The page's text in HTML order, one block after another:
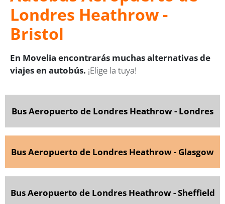
Londres Heathrow -
Bristol
En Movelia encontrarás muchas alternativas de
viajes en autobús. ¡Elige la tuya!
Bus Aeropuerto de Londres Heathrow - Londres
Bus Aeropuerto de Londres Heathrow - Glasgow
Bus Aeropuerto de Londres Heathrow - Sheffield